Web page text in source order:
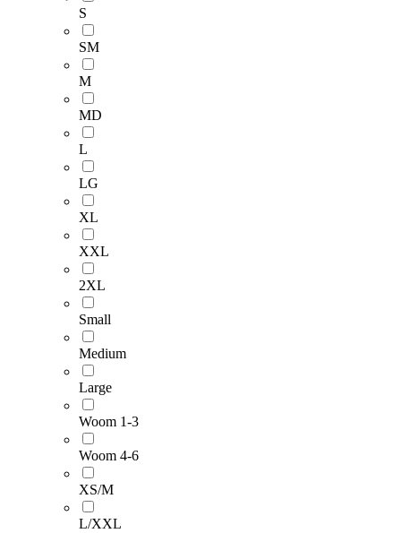
S
SM
M
MD
L
LG
XL
XXL
2XL
Small
Medium
Large
Woom 1-3
Woom 4-6
XS/M
L/XXL